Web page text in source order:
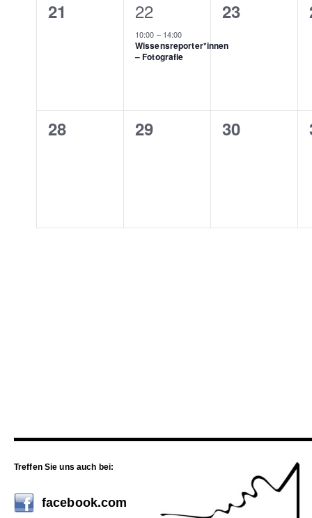
0
Veranstaltungen,
21
1
Veranstaltung,
22
10:00 – 14:00
Wissensreporter*innen
– Fotografie
0
23
0
28
0
29
0
30
Treffen Sie uns auch bei:
facebook.com